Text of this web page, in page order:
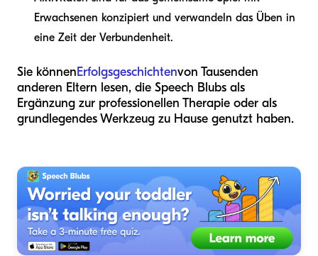
Erwachsenen konzipiert und verwandeln das Üben in
eine Zeit der Verbundenheit.
Sie könnenErfolgsgeschichtenvon Tausenden
anderen Eltern lesen, die Speech Blubs als
Ergänzung zur professionellen Therapie oder als
grundlegendes Werkzeug zu Hause genutzt haben.